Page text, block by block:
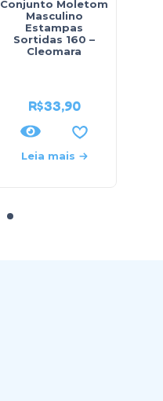
Conjunto Moletom
Masculino
Estampas
Sortidas 160 –
Cleomara
R$33,90
Leia mais